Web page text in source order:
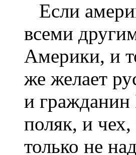
Если
всеми
Америки, и
же желает
и гражданин
поляк, и
только не